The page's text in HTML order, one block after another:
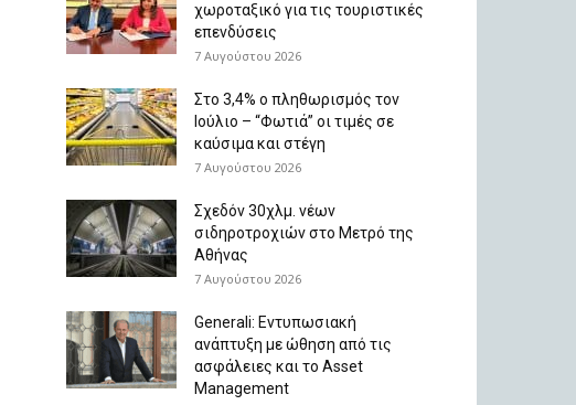
χωροταξικό για τις τουριστικές
επενδύσεις
7 Αυγούστου 2026
Στο 3,4% ο πληθωρισμός τον
Ιούλιο – “Φωτιά” οι τιμές σε
καύσιμα και στέγη
7 Αυγούστου 2026
Σχεδόν 30χλμ. νέων
σιδηροτροχιών στο Μετρό της
Αθήνας
7 Αυγούστου 2026
Generali: Eντυπωσιακή
ανάπτυξη με ώθηση από τις
ασφάλειες και το Asset
Management